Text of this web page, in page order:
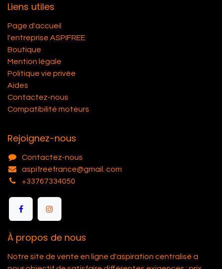
Liens utiles
Page d'accueil
l'entreprise ASPIFREE
Boutique
Mention légale
Politique vie privée
Aides
Contactez-nous
Compatibilité moteurs
Rejoignez-nous
Contactez-nous
aspifreefrance@gmail. com
+33767334050
À propos de nous
Notre site de vente en ligne d'aspiration centralisé a